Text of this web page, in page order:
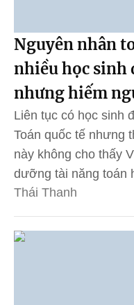
Nguyên nhân
nhiều học sinh
nhưng hiếm
Liên tục có học sinh
Toán quốc tế nhưng
này không cho thấy
dưỡng tài năng toán
Thái Thanh